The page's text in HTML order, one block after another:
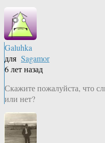
Galuhka
для Sagamor
6 лет назад
Скажите пожалуйста, что
или нет?